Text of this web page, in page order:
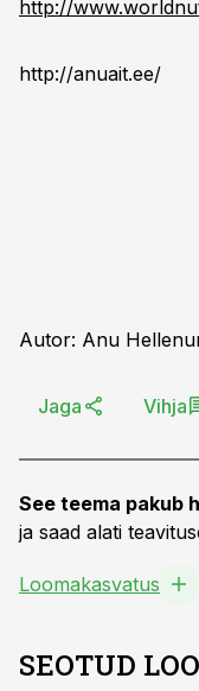
http://
http://anuait.ee/
Autor: Anu
Jaga Vihja
See teema pakub
ja saad alati
Loomakasvatus
SEOTUD